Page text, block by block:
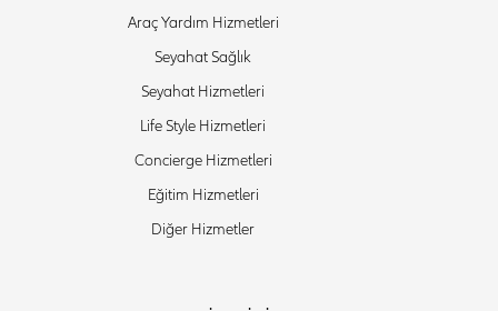
Araç Yardım Hizmetleri
Seyahat Sağlık
Seyahat Hizmetleri
Life Style Hizmetleri
Concierge Hizmetleri
Eğitim Hizmetleri
Diğer Hizmetler